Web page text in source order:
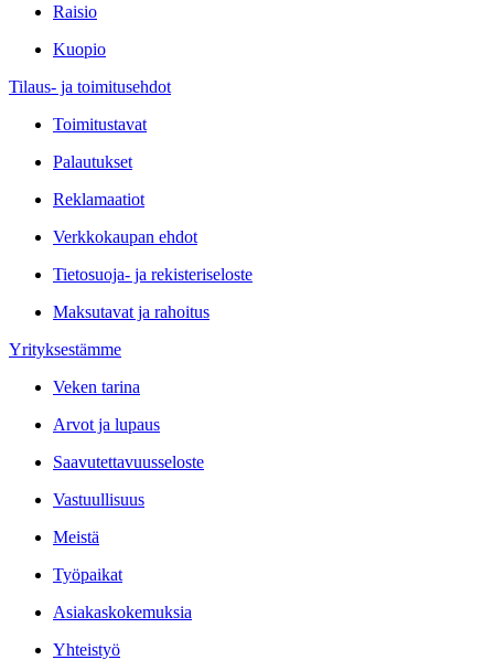
Raisio
Kuopio
Tilaus- ja toimitusehdot
Toimitustavat
Palautukset
Reklamaatiot
Verkkokaupan ehdot
Tietosuoja- ja rekisteriseloste
Maksutavat ja rahoitus
Yrityksestämme
Veken tarina
Arvot ja lupaus
Saavutettavuusseloste
Vastuullisuus
Meistä
Työpaikat
Asiakaskokemuksia
Yhteistyö